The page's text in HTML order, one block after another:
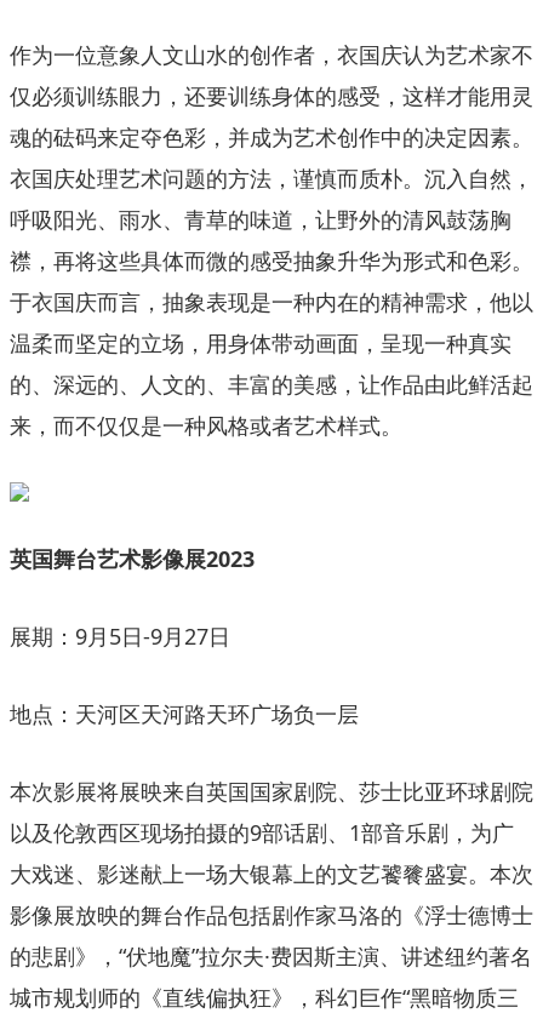
作为一位意象人文山水的创作者，衣国庆认为艺术家不
仅必须训练眼力，还要训练身体的感受，这样才能用灵
魂的砝码来定夺色彩，并成为艺术创作中的决定因素。
衣国庆处理艺术问题的方法，谨慎而质朴。沉入自然，
呼吸阳光、雨水、青草的味道，让野外的清风鼓荡胸
襟，再将这些具体而微的感受抽象升华为形式和色彩。
于衣国庆而言，抽象表现是一种内在的精神需求，他以
温柔而坚定的立场，用身体带动画面，呈现一种真实
的、深远的、人文的、丰富的美感，让作品由此鲜活起
来，而不仅仅是一种风格或者艺术样式。
英国舞台艺术影像展2023
展期：9月5日-9月27日
地点：天河区天河路天环广场负一层
本次影展将展映来自英国国家剧院、莎士比亚环球剧院
以及伦敦西区现场拍摄的9部话剧、1部音乐剧，为广
大戏迷、影迷献上一场大银幕上的文艺饕餮盛宴。本次
影像展放映的舞台作品包括剧作家马洛的《浮士德博士
的悲剧》，“伏地魔”拉尔夫·费因斯主演、讲述纽约著名
城市规划师的《直线偏执狂》，科幻巨作“黑暗物质三